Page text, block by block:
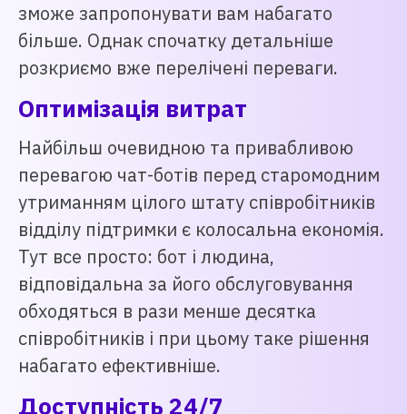
зможе запропонувати вам набагато
більше. Однак спочатку детальніше
розкриємо вже перелічені переваги.
Оптимізація витрат
Найбільш очевидною та привабливою
перевагою чат-ботів перед старомодним
утриманням цілого штату співробітників
відділу підтримки є колосальна економія.
Тут все просто: бот і людина,
відповідальна за його обслуговування
обходяться в рази менше десятка
співробітників і при цьому таке рішення
набагато ефективніше.
Доступність 24/7